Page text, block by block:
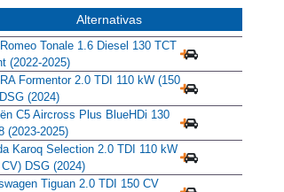
precios, fichas y equipamiento
Disponible Descatalogado
Alternativas
Tonale 1.6 Diesel 130 TCT
(2022-2025)
Formentor 2.0 TDI 110 kW (150
(2024)
C5 Aircross Plus BlueHDi 130
(2023-2025)
Karoq Selection 2.0 TDI 110 kW
DSG (2024)
Tiguan 2.0 TDI 150 CV